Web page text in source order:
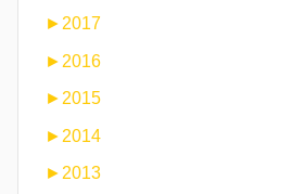
►2017
► 2016
► 2015
► 2014
► 2013